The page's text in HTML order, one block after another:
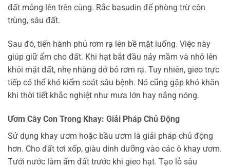
đất mỏng lên trên cùng. Rắc basudin để phòng trừ côn
trùng, sâu đất.
Sau đó, tiến hành phủ rơm rạ lên bề mặt luống. Việc này
giúp giữ ẩm cho đất. Khi hạt bắt đầu nảy mầm và nhô lên
khỏi mặt đất, nhẹ nhàng dỡ bỏ rơm rạ. Tuy nhiên, gieo trực
tiếp có thể khó kiểm soát sâu bệnh. Nó cũng gặp khó khăn
khi thời tiết khắc nghiệt như mưa lớn hay nắng nóng.
Ươm Cây Con Trong Khay: Giải Pháp Chủ Động
Sử dụng khay ươm hoặc bầu ươm là giải pháp chủ động
hơn. Cho đất tơi xốp, giàu dinh dưỡng vào các ô khay ươm.
Tưới nước làm ẩm đất trước khi gieo hạt. Tạo lỗ sâu